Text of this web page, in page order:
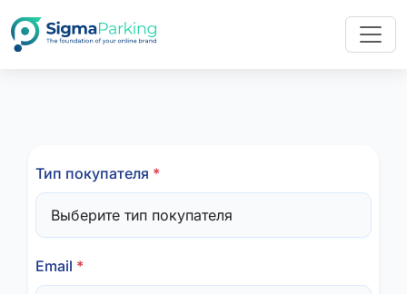
Тип покупателя *
Email *